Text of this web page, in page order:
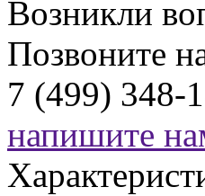
Возникли
Позвоните
7 (499) 348-
напишите